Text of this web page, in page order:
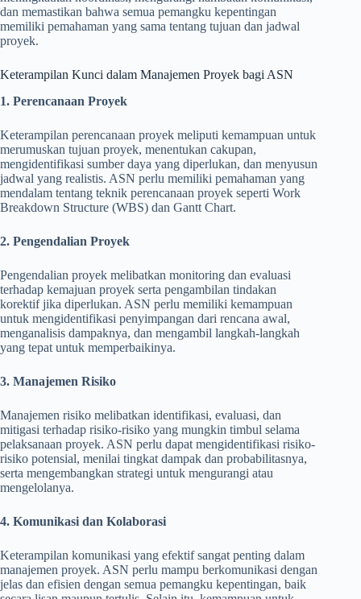
dan memastikan bahwa semua pemangku kepentingan
memiliki pemahaman yang sama tentang tujuan dan jadwal
proyek.
Keterampilan Kunci dalam Manajemen Proyek bagi ASN
1. Perencanaan Proyek
Keterampilan perencanaan proyek meliputi kemampuan untuk
merumuskan tujuan proyek, menentukan cakupan,
mengidentifikasi sumber daya yang diperlukan, dan menyusun
jadwal yang realistis. ASN perlu memiliki pemahaman yang
mendalam tentang teknik perencanaan proyek seperti Work
Breakdown Structure (WBS) dan Gantt Chart.
2. Pengendalian Proyek
Pengendalian proyek melibatkan monitoring dan evaluasi
terhadap kemajuan proyek serta pengambilan tindakan
korektif jika diperlukan. ASN perlu memiliki kemampuan
untuk mengidentifikasi penyimpangan dari rencana awal,
menganalisis dampaknya, dan mengambil langkah-langkah
yang tepat untuk memperbaikinya.
3. Manajemen Risiko
Manajemen risiko melibatkan identifikasi, evaluasi, dan
mitigasi terhadap risiko-risiko yang mungkin timbul selama
pelaksanaan proyek. ASN perlu dapat mengidentifikasi risiko-
risiko potensial, menilai tingkat dampak dan probabilitasnya,
serta mengembangkan strategi untuk mengurangi atau
mengelolanya.
4. Komunikasi dan Kolaborasi
Keterampilan komunikasi yang efektif sangat penting dalam
manajemen proyek. ASN perlu mampu berkomunikasi dengan
jelas dan efisien dengan semua pemangku kepentingan, baik